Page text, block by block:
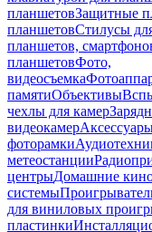
планшетовЗащитные
планшетовСтилусы
планшетов,
планшетовФото,
видеосъемка
памятиОбъективы
чехлы для камер
видеокамер
фоторамки
метеостанции
центрыДомашние
системы
для виниловых
пластинки